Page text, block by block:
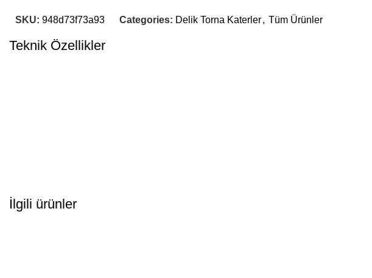
SKU:948d73f73a93 Categories: Delik Torna Katerler, Tüm Ürünler
Teknik Özellikler
İlgili ürünler